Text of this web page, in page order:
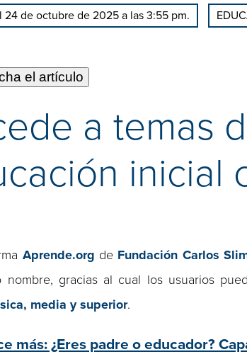
24 de octubre de 2025 a las 3:55 pm.
el artículo
a temas
inicial
Aprende.org de Fundación Carlos
nombre, gracias al cual los usuarios
media y superior.
más: ¿Eres padre o educador?